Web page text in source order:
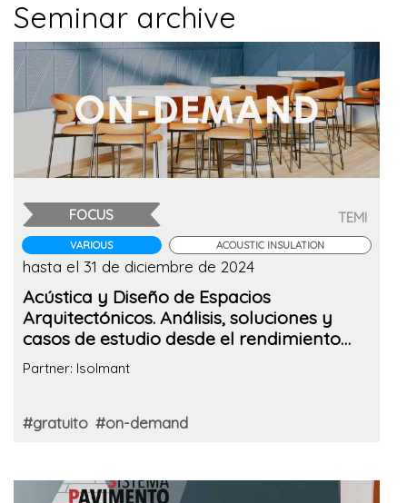
Seminar archive
FOCUS
VARIOUS
TEMI
ACOUSTIC INSULATION
hasta el 31 de diciembre de 2024
Acústica y Diseño de Espacios
Arquitectónicos. Análisis, soluciones y
casos de estudio desde el rendimiento
hasta el diseño.
Partner: Isolmant
#gratuito #on-demand